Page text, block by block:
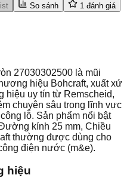
So sánh 1 đánh giá
27030302500 là mũi
hiệu Bohcraft, xuất xứ
hiệu uy tín từ Remscheid,
chuyên sâu trong lĩnh vực
lỗ. Sản phẩm nổi bật
kính 25 mm, Chiều
thường được dùng cho
điện nước (m&e).
hiệu